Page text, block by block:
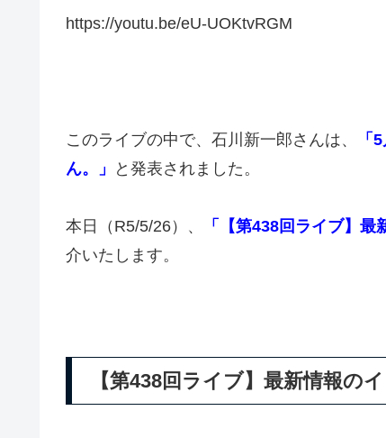
https://youtu.be/eU-UOKtvRGM
このライブの中で、石川新一郎さんは、
「
ん。」
と発表されました。
本日（R5/5/26）、 「【第438回ライブ】
介いたします。
【第438回ライブ】最新情報の